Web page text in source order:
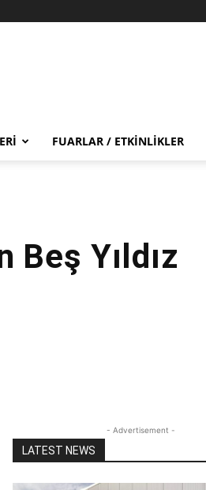
FUARLAR / ETKINLIKLER
Beş Yıldız
- Advertisement -
LATEST NEWS